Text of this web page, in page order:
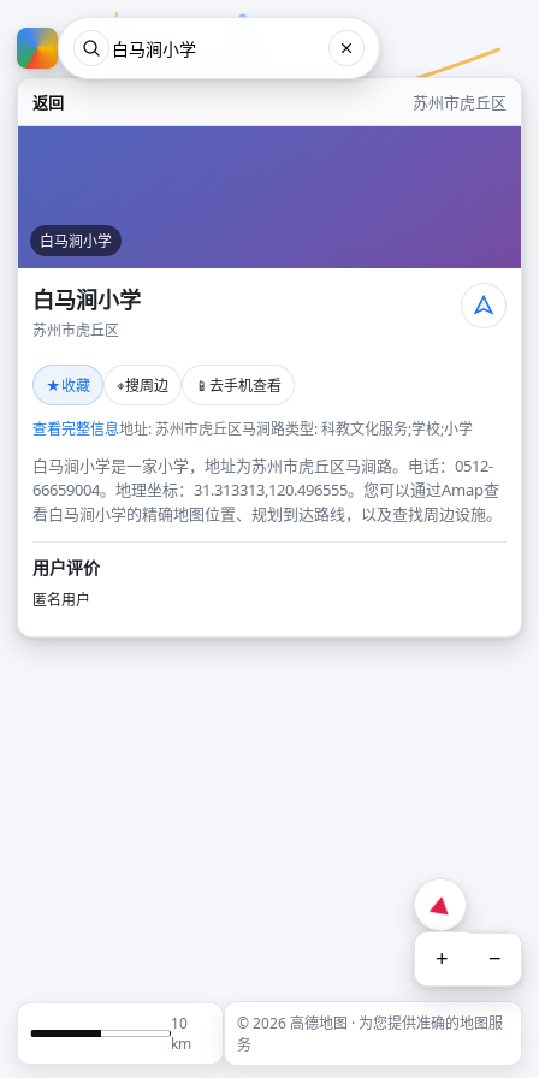
返回 苏州市虎丘区
白马涧小学
白马涧小学
苏州市虎丘区
★收藏 ⌖搜周边 📱 去手机查看
查看完整信息地址: 苏州市虎丘区马涧路类型: 科教文化服务;学校;小学
白马涧小学是一家小学，地址为苏州市虎丘区马涧路。电话：0512-
66659004。地理坐标：31.313313,120.496555。您可以通过Amap查
看白马涧小学的精确地图位置、规划到达路线，以及查找周边设施。
用户评价
匿名用户
+ −
10
km
© 2026 高德地图 · 为您提供准确的地图服
务